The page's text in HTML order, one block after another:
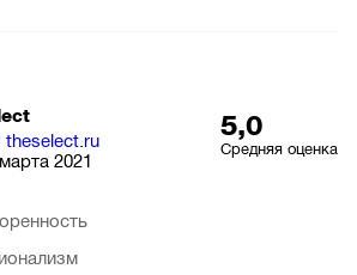
theselect.ru
2021
5,0
Средняя оценка